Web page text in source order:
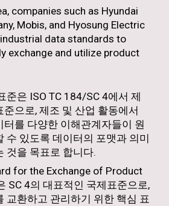
companies such as Hyundai
Mobis, and Hyosung Electric
data standards to
exchange and utilize product
준은 ISO TC 184/SC 4에서 제
준으로, 제조 및 산업 활동에서
터를 다양한 이해관계자들이 원
수 있도록 데이터의 포맷과 의미
것을 목표로 합니다.
for the Exchange of Product
SC 4의 대표적인 국제표준으로,
교환하고 관리하기 위한 핵심 표